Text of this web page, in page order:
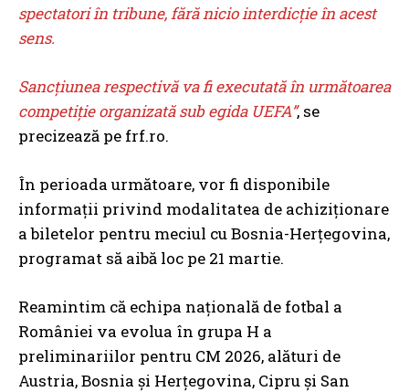
spectatori în tribune, fără nicio interdicție în acest
sens.
Sancțiunea respectivă va fi executată în următoarea
competiție organizată sub egida UEFA”, se
precizează pe frf.ro.
În perioada următoare, vor fi disponibile
informații privind modalitatea de achiziționare
a biletelor pentru meciul cu Bosnia-Herțegovina,
programat să aibă loc pe 21 martie.
Reamintim că echipa națională de fotbal a
României va evolua în grupa H a
preliminariilor pentru CM 2026, alături de
Austria, Bosnia și Herțegovina, Cipru și San